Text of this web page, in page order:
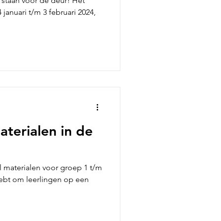
t/m 3 februari 2024,
in de
materialen voor groep 1 t/m
om leerlingen op een